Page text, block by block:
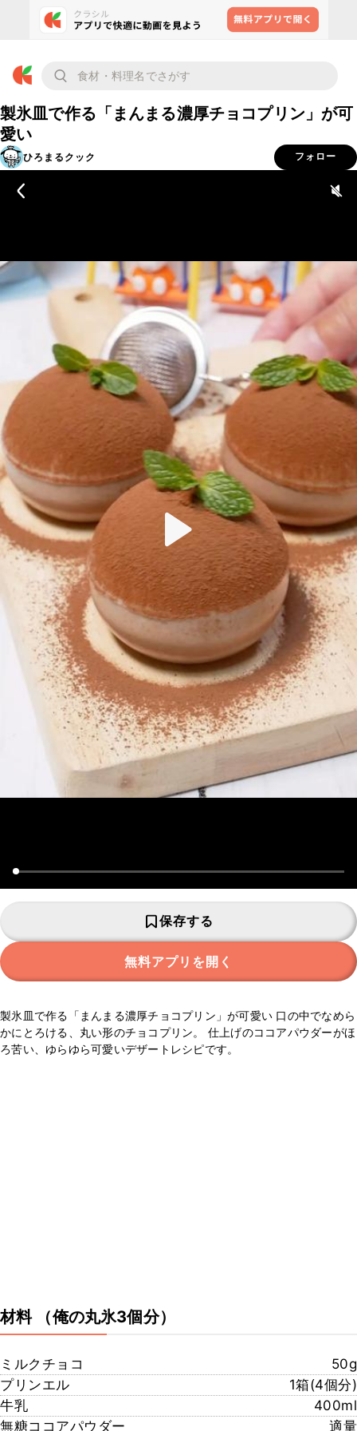
製氷皿で作る「まんまる濃厚チョコプリン」が可
愛い
ひろまるクック フォロー
保存する
無料アプリを開く
製氷皿で作る「まんまる濃厚チョコプリン」が可愛い 口の中でなめら
かにとろける、丸い形のチョコプリン。 仕上げのココアパウダーがほ
ろ苦い、ゆらゆら可愛いデザートレシピです。
材料 （俺の丸氷3個分）
ミルクチョコ
50g
プリンエル
1箱(4個分)
牛乳
400ml
無糖ココアパウダー
適量